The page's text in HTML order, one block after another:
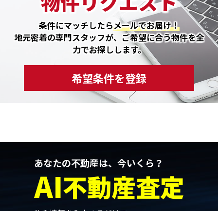
条件にマッチしたらメールでお届け！
地元密着の専門スタッフが、ご希望に合う物件を全
力でお探しします。
希望条件を登録
あなたの不動産は、今いくら？
AI不動産査定